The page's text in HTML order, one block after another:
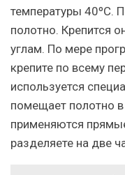
температуры 40ºС.
полотно. Крепится
углам. По мере
крепите по всему
используется
помещает полотно
применяются
разделяете на две